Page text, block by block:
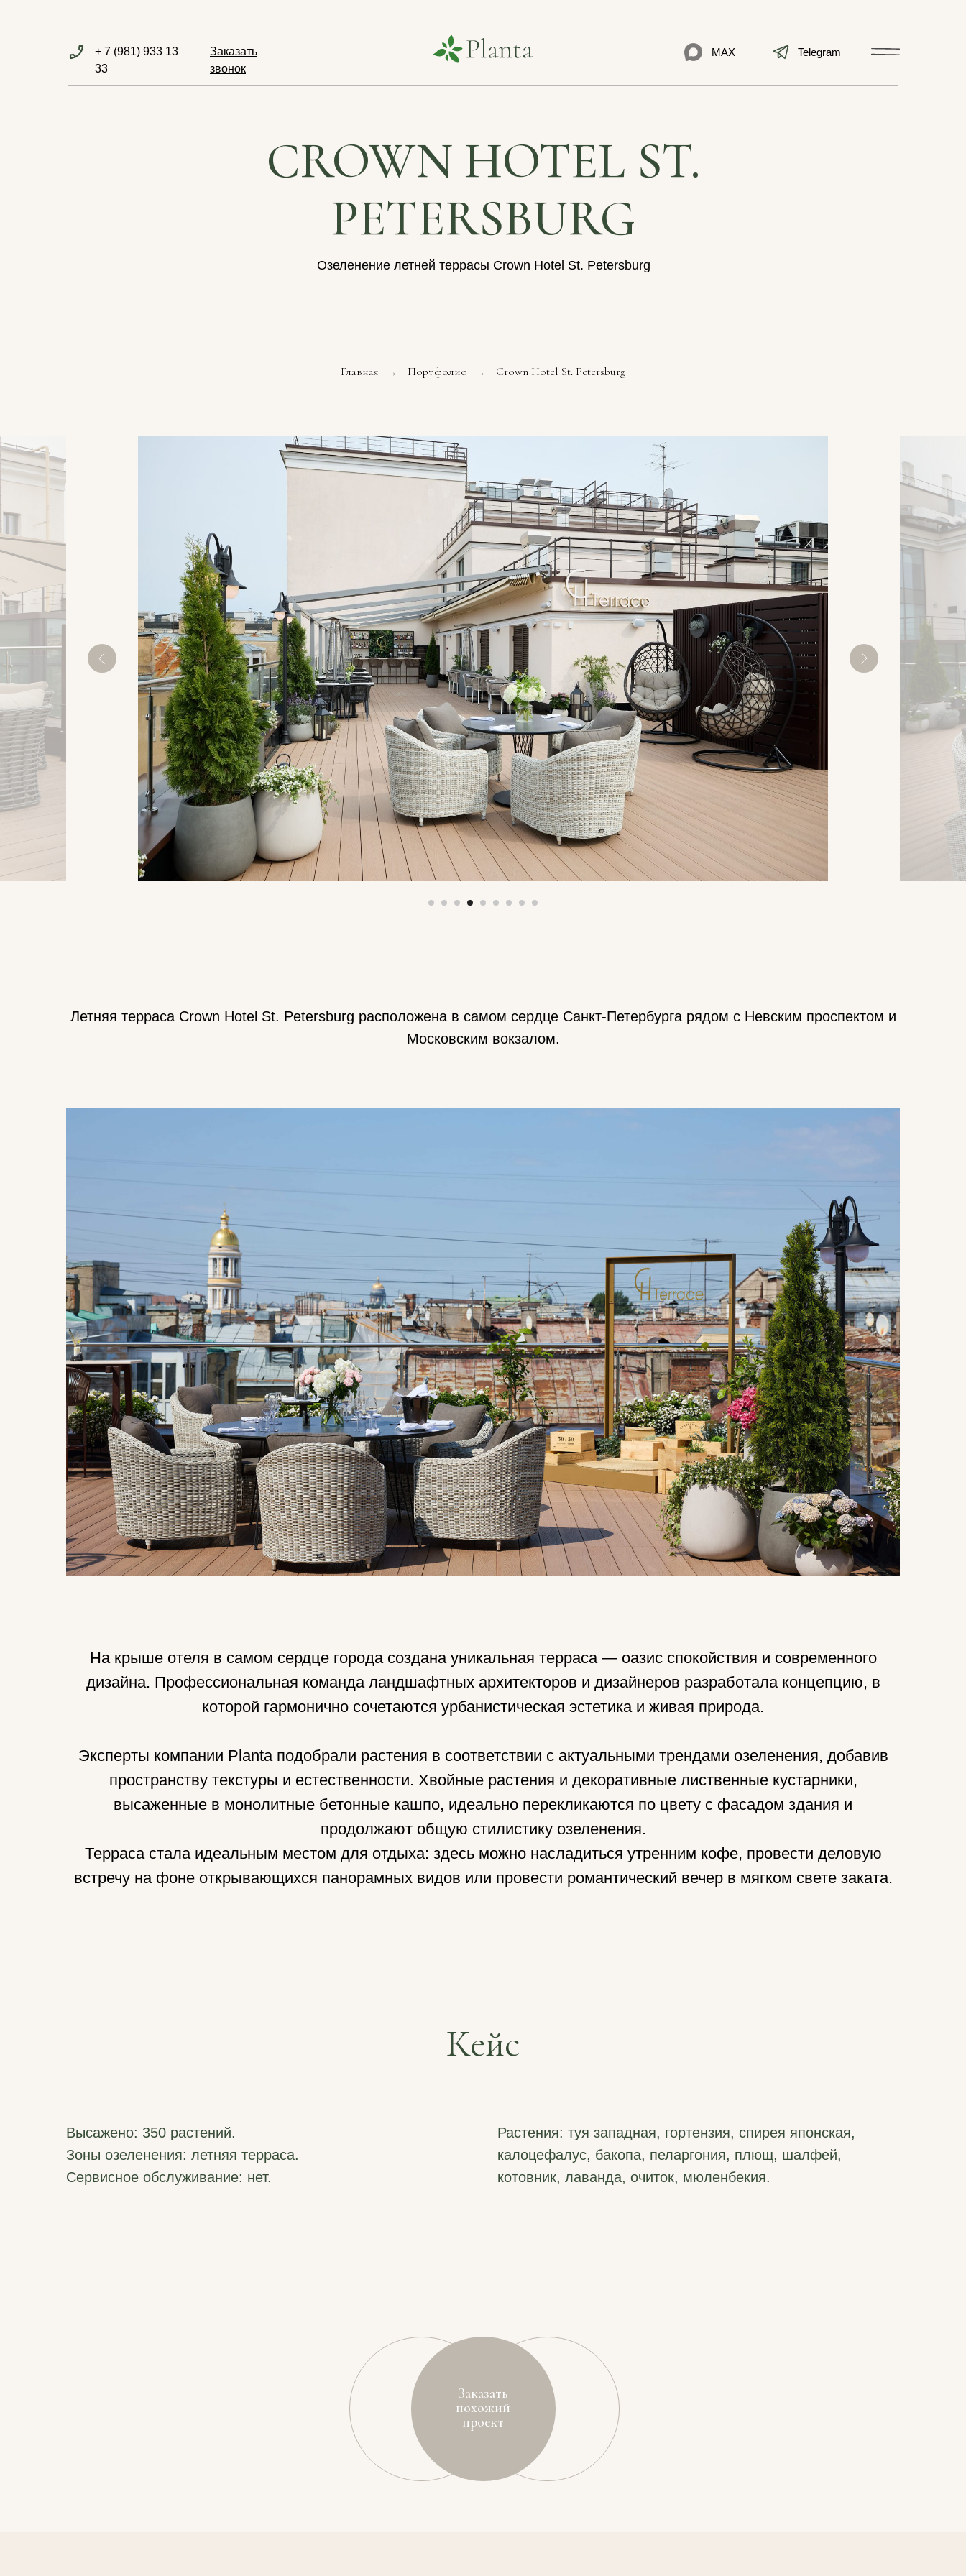
+ 7 (981) 933 13
33
MAX Telegram
Заказать
звонок
CROWN HOTEL ST.
PETERSBURG
Озеленение летней террасы Crown Hotel St. Petersburg
Главная → Портфолио → Crown Hotel St. Petersburg
Летняя терраса Crown Hotel St. Petersburg расположена в самом сердце Санкт-Петербурга рядом с Невским проспектом и
Московским вокзалом.
На крыше отеля в самом сердце города создана уникальная терраса — оазис спокойствия и современного
дизайна. Профессиональная команда ландшафтных архитекторов и дизайнеров разработала концепцию, в
которой гармонично сочетаются урбанистическая эстетика и живая природа.
Эксперты компании Planta подобрали растения в соответствии с актуальными трендами озеленения, добавив
пространству текстуры и естественности. Хвойные растения и декоративные лиственные кустарники,
высаженные в монолитные бетонные кашпо, идеально перекликаются по цвету с фасадом здания и
продолжают общую стилистику озеленения.
Терраса стала идеальным местом для отдыха: здесь можно насладиться утренним кофе, провести деловую
встречу на фоне открывающихся панорамных видов или провести романтический вечер в мягком свете заката.
Кейс
Высажено: 350 растений.
Зоны озеленения: летняя терраса.
Сервисное обслуживание: нет.
Растения: туя западная, гортензия, спирея японская,
калоцефалус, бакопа, пеларгония, плющ, шалфей,
котовник, лаванда, очиток, мюленбекия.
Заказать
похожий
проект